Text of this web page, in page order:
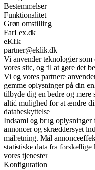
Bestemmelser
Funktionalitet
Grøn omstilling
FarLex.dk
eKlik
partner@eklik.dk
Vi anvender teknologier
vores site, og til at gøre det
Vi og vores partnere
gemme oplysninger på din
tilbyde dig en bedre og mere
altid mulighed for at ændre
databeskyttelse
Indsaml og brug oplysninger
annoncer og skræddersyet
målretning. Mål
statistiske data fra
vores tjenester
Konfiguration